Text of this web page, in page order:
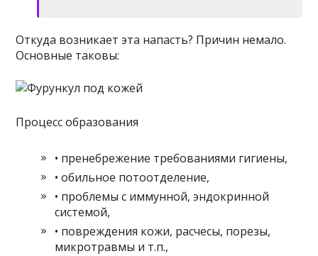
Откуда возникает эта напасть? Причин немало.
Основные таковы:
Процесс образования
• пренебрежение требованиями гигиены,
• обильное потоотделение,
• проблемы с иммунной, эндокринной
системой,
• повреждения кожи, расчесы, порезы,
микротравмы и т.п.,